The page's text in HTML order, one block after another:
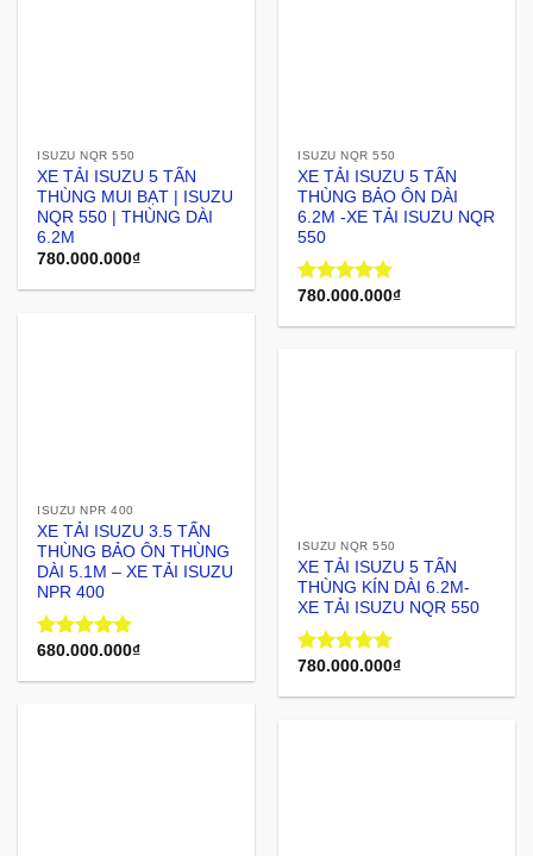
ISUZU NQR 550
XE TẢI ISUZU 5 TẤN
THÙNG MUI BẠT | ISUZU
NQR 550 | THÙNG DÀI
6.2M
780.000.000₫
ISUZU NQR 550
XE TẢI ISUZU 5 TẤN
THÙNG BẢO ÔN DÀI
6.2M -XE TẢI ISUZU NQR
550
Rated5.00
780.000.000₫
ISUZU NPR 400
XE TẢI ISUZU 3.5 TẤN
THÙNG BẢO ÔN THÙNG
DÀI 5.1M – XE TẢI ISUZU
NPR 400
Rated5.00
680.000.000₫
ISUZU NQR 550
XE TẢI ISUZU 5 TẤN
THÙNG KÍN DÀI 6.2M-
XE TẢI ISUZU NQR 550
Rated5.00
780.000.000₫